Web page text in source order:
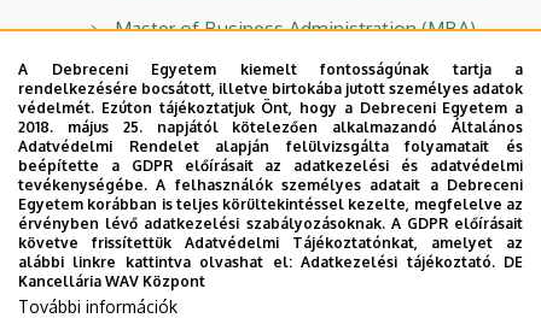
Master of Business Administration (MBA)
Hagyományos képzés
Informatikus agrármérnöki egyetemi szak
Gazdasági agrármérnöki egyetemi szak
Közgazdász-gazdálkodási hagyományos szak
nappali
Közgazdász-gazdálkodási hagyományos szak
A Debreceni Egyetem kiemelt fontosságúnak tartja a
rendelkezésére bocsátott, illetve birtokába jutott személyes adatok
védelmét. Ezúton tájékoztatjuk Önt, hogy a Debreceni Egyetem a
2018. május 25. napjától kötelezően alkalmazandó Általános
Adatvédelmi Rendelet alapján felülvizsgálta folyamatait és
beépítette a GDPR előírásait az adatkezelési és adatvédelmi
tevékenységébe. A felhasználók személyes adatait a Debreceni
Egyetem korábban is teljes körültekintéssel kezelte, megfelelve az
érvényben lévő adatkezelési szabályozásoknak. A GDPR előírásait
követve frissítettük Adatvédelmi Tájékoztatónkat, amelyet az
alábbi linkre kattintva olvashat el:Adatkezelési tájékoztató. DE
Kancellária WAV Központ
További információk